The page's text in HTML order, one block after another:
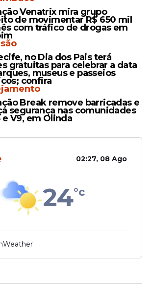
de maneira mais
Perdeu
Filme "O Agente Secreto"
para casa de mãos vazias
Presença
O Agente Secreto:
exibição do Oscar neste
domingo (15) no Cinema
São Luiz
Venatrix mira grupo
de movimentar R$ 650 mil
com tráfico de drogas em
no Dia dos Pais terá
gratuitas para celebrar a data
museus e passeios
confira
Break remove barricadas e
segurança nas comunidades
e V9, em Olinda
02:27, 08 Ago
24°c